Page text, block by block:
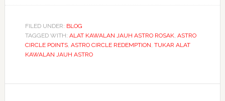
FILED UNDER: BLOG
TAGGED WITH: ALAT KAWALAN JAUH ASTRO ROSAK, ASTRO
CIRCLE POINTS, ASTRO CIRCLE REDEMPTION, TUKAR ALAT
KAWALAN JAUH ASTRO